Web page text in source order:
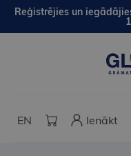
Reģistrējies un
EN Ienākt